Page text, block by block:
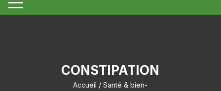
CONSTIPATION
Accueil /Santé & bien-